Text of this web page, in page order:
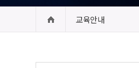
교육안내